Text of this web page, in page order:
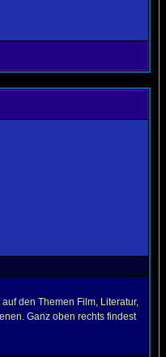
den Themen Film, Literatur,
Ganz oben rechts findest